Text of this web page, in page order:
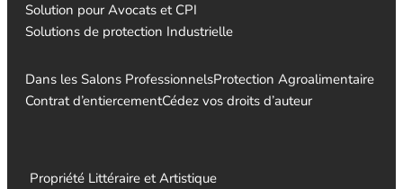
Solution pour Avocats et CPI
Solutions de protection Industrielle
Dans les Salons ProfessionnelsProtection Agroalimentaire
Contrat d’entiercementCédez vos droits d’auteur
Propriété Littéraire et Artistique